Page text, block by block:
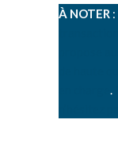
À NOTER :